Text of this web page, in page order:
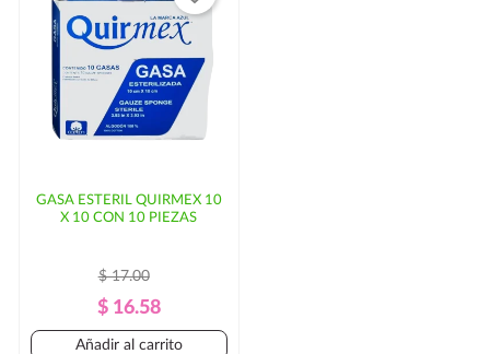
GASA ESTERIL QUIRMEX 10
X 10 CON 10 PIEZAS
Precio
Regular
$ 17.00
Precio
$ 16.58
Añadir al carrito